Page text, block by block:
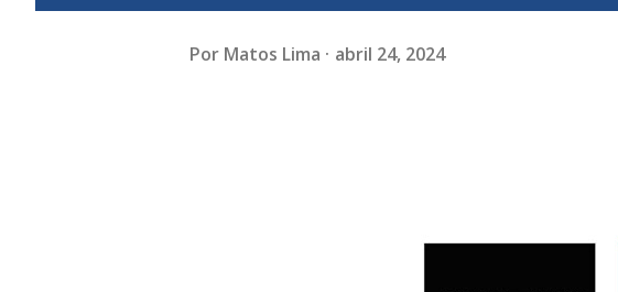
Por Matos Lima abril 24, 2024